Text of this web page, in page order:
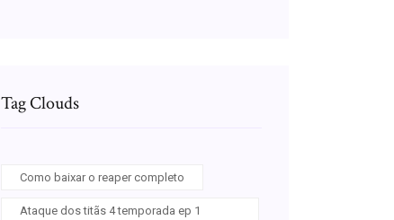
Tag Clouds
Como baixar o reaper completo
Ataque dos titãs 4 temporada ep 1